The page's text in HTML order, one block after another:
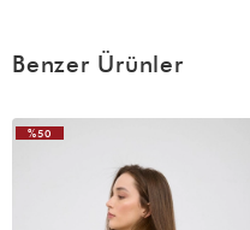
Benzer Ürünler
%50